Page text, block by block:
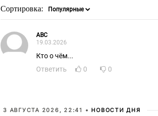
Сортировка:
АВС
19.03.2026
Кто о чём...
Ответить
0 0
3 АВГУСТА 2026, 22:41 • НОВОСТИ ДНЯ